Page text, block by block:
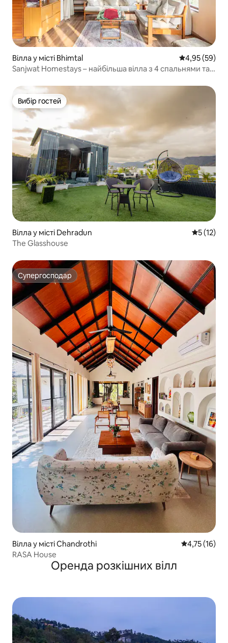
Вілла у місті Bhimtal Середня
4,95 (59)
Sanjwat Homestays – найбільша вілла з 4 спальнями та
Вибір гостей
Вибір гостей
Вілла у місті Dehradun Середня
5 (12)
The Glasshouse
Супергосподар
Супергосподар
Вілла у місті Chandrothi Середня
4,75 (16)
RASA House
Оренда розкішних вілл